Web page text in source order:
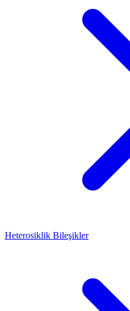
Heterosiklik Bileşikler